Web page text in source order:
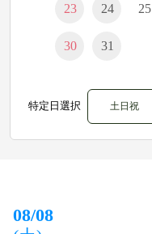
23 24 25
30 31
特定日選択 土日祝
08/08